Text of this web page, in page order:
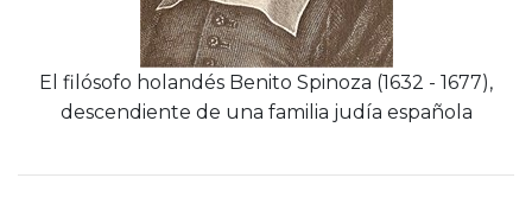
El filósofo holandés Benito Spinoza (1632 - 1677),
descendiente de una familia judía española